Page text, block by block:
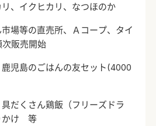
、イクヒカリ、なつほのか
場等の直売所、Ａコープ、タイ
次販売開始
児島のごはんの友セット(4000
だくさん鶏飯（フリーズドラ
かけ 等